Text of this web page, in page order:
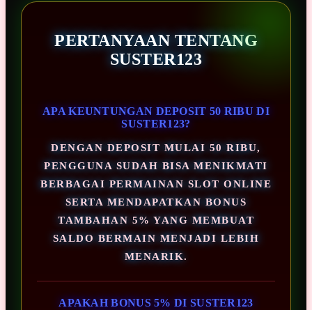
PERTANYAAN TENTANG
SUSTER123
APA KEUNTUNGAN DEPOSIT 50 RIBU DI
SUSTER123?
DENGAN DEPOSIT MULAI 50 RIBU,
PENGGUNA SUDAH BISA MENIKMATI
BERBAGAI PERMAINAN SLOT ONLINE
SERTA MENDAPATKAN BONUS
TAMBAHAN 5% YANG MEMBUAT
SALDO BERMAIN MENJADI LEBIH
MENARIK.
APAKAH BONUS 5% DI SUSTER123